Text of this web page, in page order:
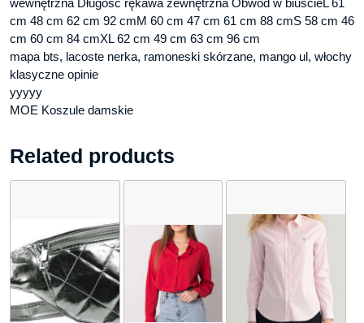
wewnętrzna Długość rękawa zewnętrzna Obwód w biuścieL 61
cm 48 cm 62 cm 92 cmM 60 cm 47 cm 61 cm 88 cmS 58 cm 46
cm 60 cm 84 cmXL 62 cm 49 cm 63 cm 96 cm
mapa bts, lacoste nerka, ramoneski skórzane, mango ul, włochy
klasyczne opinie
yyyyy
MOE Koszule damskie
Related products